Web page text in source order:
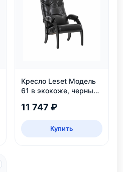
Кресло Leset Модель
61 в экокоже, черный
дачи
11 747 ₽
Купить